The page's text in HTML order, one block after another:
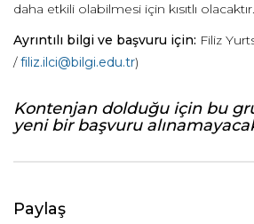
daha etkili olabilmesi için kısıtlı olacaktır.
Ayrıntılı bilgi ve başvuru için: Filiz
/filiz.ilci@bilgi.edu.tr)
Kontenjan dolduğu için bu
yeni bir başvuru
Paylaş